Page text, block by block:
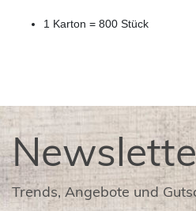
1 Karton = 800 Stück
Trends, Angebote und